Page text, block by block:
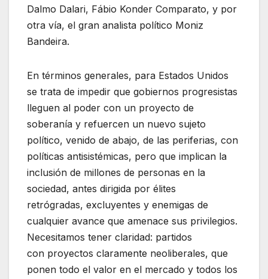
Dalmo Dalari, Fábio Konder Comparato, y por
otra vía, el gran analista político Moniz
Bandeira.
En términos generales, para Estados Unidos
se trata de impedir que gobiernos progresistas
lleguen al poder con un proyecto de
soberanía y refuercen un nuevo sujeto
político, venido de abajo, de las periferias, con
políticas antisistémicas, pero que implican la
inclusión de millones de personas en la
sociedad, antes dirigida por élites
retrógradas, excluyentes y enemigas de
cualquier avance que amenace sus privilegios.
Necesitamos tener claridad: partidos
con proyectos claramente neoliberales, que
ponen todo el valor en el mercado y todos los